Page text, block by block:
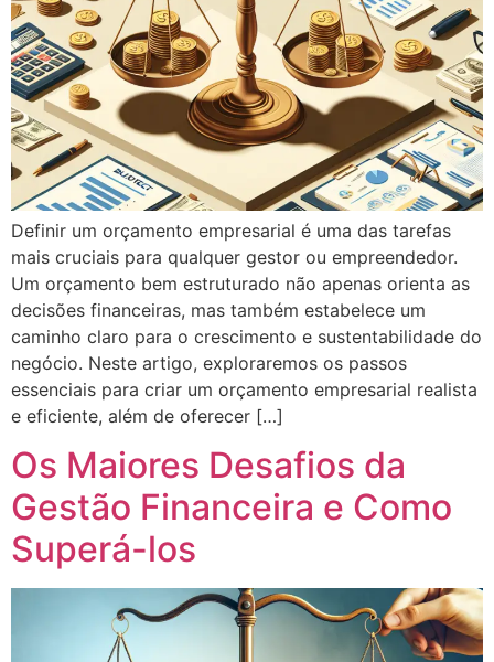
Definir um orçamento empresarial é uma das tarefas
mais cruciais para qualquer gestor ou empreendedor.
Um orçamento bem estruturado não apenas orienta as
decisões financeiras, mas também estabelece um
caminho claro para o crescimento e sustentabilidade do
negócio. Neste artigo, exploraremos os passos
essenciais para criar um orçamento empresarial realista
e eficiente, além de oferecer […]
Os Maiores Desafios da
Gestão Financeira e Como
Superá-los